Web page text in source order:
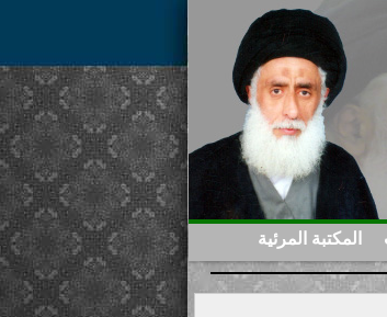
المكتبة المرئية